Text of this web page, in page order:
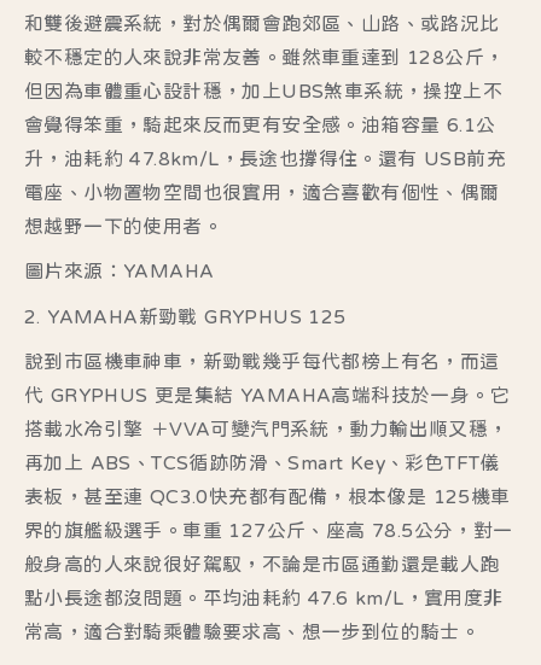
和雙後避震系統，對於偶爾會跑郊區、山路、或路況比
較不穩定的人來說非常友善。雖然車重達到 128公斤，
但因為車體重心設計穩，加上UBS煞車系統，操控上不
會覺得笨重，騎起來反而更有安全感。油箱容量 6.1公
升，油耗約 47.8km/L，長途也撐得住。還有 USB前充
電座、小物置物空間也很實用，適合喜歡有個性、偶爾
想越野一下的使用者。
圖片來源：YAMAHA
2. YAMAHA新勁戰 GRYPHUS 125
說到市區機車神車，新勁戰幾乎每代都榜上有名，而這
代 GRYPHUS 更是集結 YAMAHA高端科技於一身。它
搭載水冷引擎 ＋VVA可變汽門系統，動力輸出順又穩，
再加上 ABS、TCS循跡防滑、Smart Key、彩色TFT儀
表板，甚至連 QC3.0快充都有配備，根本像是 125機車
界的旗艦級選手。車重 127公斤、座高 78.5公分，對一
般身高的人來說很好駕馭，不論是市區通勤還是載人跑
點小長途都沒問題。平均油耗約 47.6 km/L，實用度非
常高，適合對騎乘體驗要求高、想一步到位的騎士。